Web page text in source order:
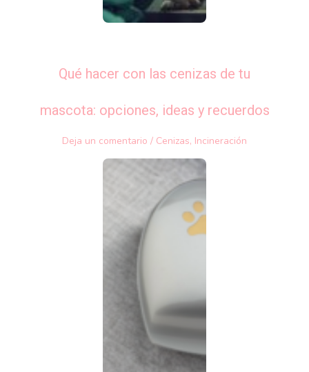
Qué hacer con las cenizas de tu
mascota: opciones, ideas y recuerdos
Deja un comentario / Cenizas, Incineración